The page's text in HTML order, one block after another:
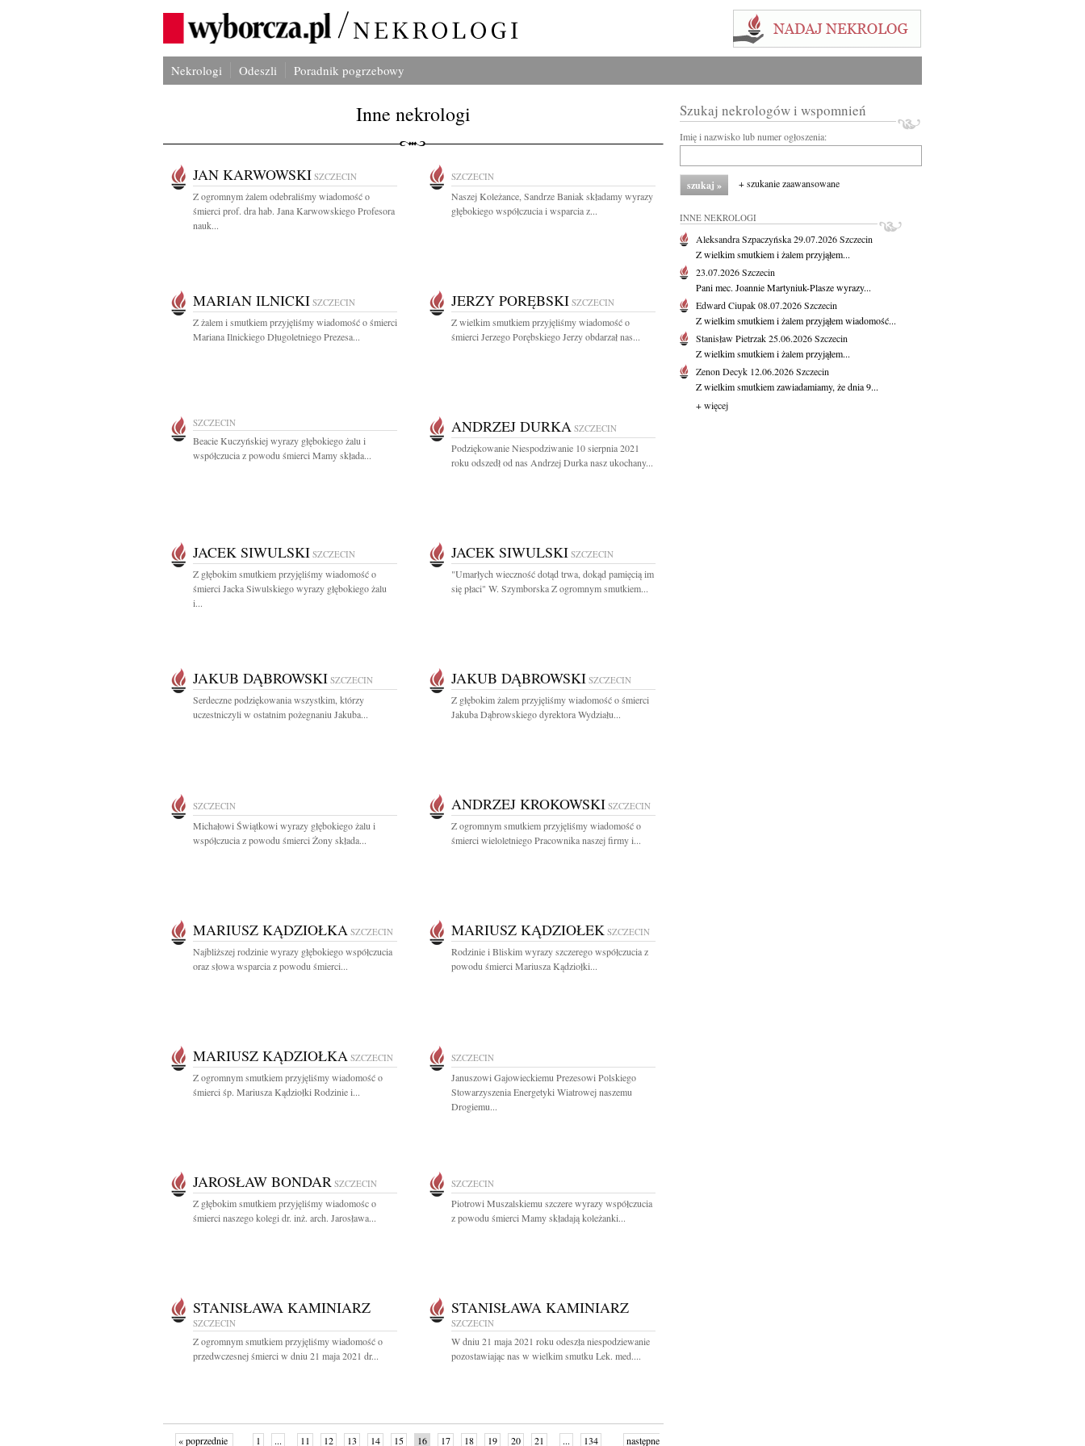
Nekrologi Odeszli Poradnik pogrzebowy
Inne nekrologi
JAN KARWOWSKI SZCZECIN
Z ogromnym żalem odebraliśmy wiadomość o
śmierci prof. dra hab. Jana Karwowskiego Profesora
nauk...
SZCZECIN
Naszej Koleżance, Sandrze Baniak składamy wyrazy
głębokiego współczucia i wsparcia z...
MARIAN ILNICKI SZCZECIN
Z żalem i smutkiem przyjęliśmy wiadomość o śmierci
Mariana Ilnickiego Długoletniego Prezesa...
JERZY PORĘBSKI SZCZECIN
Z wielkim smutkiem przyjęliśmy wiadomość o
śmierci Jerzego Porębskiego Jerzy obdarzał nas...
SZCZECIN
Beacie Kuczyńskiej wyrazy głębokiego żalu i
współczucia z powodu śmierci Mamy składa...
ANDRZEJ DURKA SZCZECIN
Podziękowanie Niespodziwanie 10 sierpnia 2021
roku odszedł od nas Andrzej Durka nasz ukochany...
JACEK SIWULSKI SZCZECIN
Z głębokim smutkiem przyjęliśmy wiadomość o
śmierci Jacka Siwulskiego wyrazy głębokiego żalu
i...
JACEK SIWULSKI SZCZECIN
"Umarłych wieczność dotąd trwa, dokąd pamięcią im
się płaci" W. Szymborska Z ogromnym smutkiem...
JAKUB DĄBROWSKI SZCZECIN
Serdeczne podziękowania wszystkim, którzy
uczestniczyli w ostatnim pożegnaniu Jakuba...
JAKUB DĄBROWSKI SZCZECIN
Z głębokim żalem przyjęliśmy wiadomość o śmierci
Jakuba Dąbrowskiego dyrektora Wydziału...
SZCZECIN
Michałowi Świątkowi wyrazy głębokiego żalu i
współczucia z powodu śmierci Żony składa...
ANDRZEJ KROKOWSKI SZCZECIN
Z ogromnym smutkiem przyjęliśmy wiadomość o
śmierci wieloletniego Pracownika naszej firmy i...
MARIUSZ KĄDZIOŁKA SZCZECIN
Najbliższej rodzinie wyrazy głębokiego współczucia
oraz słowa wsparcia z powodu śmierci...
MARIUSZ KĄDZIOŁEK SZCZECIN
Rodzinie i Bliskim wyrazy szczerego współczucia z
powodu śmierci Mariusza Kądziołki...
MARIUSZ KĄDZIOŁKA SZCZECIN
Z ogromnym smutkiem przyjęliśmy wiadomość o
śmierci śp. Mariusza Kądziołki Rodzinie i...
SZCZECIN
Januszowi Gajowieckiemu Prezesowi Polskiego
Stowarzyszenia Energetyki Wiatrowej naszemu
Drogiemu...
JAROSŁAW BONDAR SZCZECIN
Z głębokim smutkiem przyjęliśmy wiadomośc o
śmierci naszego kolegi dr. inż. arch. Jarosława...
SZCZECIN
Piotrowi Muszalskiemu szczere wyrazy współczucia
z powodu śmierci Mamy składają koleżanki...
STANISŁAWA KAMINIARZ
SZCZECIN
Z ogromnym smutkiem przyjęliśmy wiadomość o
przedwczesnej śmierci w dniu 21 maja 2021 dr...
STANISŁAWA KAMINIARZ
SZCZECIN
W dniu 21 maja 2021 roku odeszła niespodziewanie
pozostawiając nas w wielkim smutku Lek. med....
« poprzednie 1 ... 11 12 13 14 15 16 17 18 19 20 21 ... 134 następne
Szukaj nekrologów i wspomnień
Imię i nazwisko lub numer ogłoszenia:
+ szukanie zaawansowane
INNE NEKROLOGI
Aleksandra Szpaczyńska29.07.2026Szczecin
Z wielkim smutkiem i żalem przyjąłem...
23.07.2026Szczecin
Pani mec. Joannie Martyniuk-Plasze wyrazy...
Edward Ciupak08.07.2026Szczecin
Z wielkim smutkiem i żalem przyjąłem wiadomość...
Stanisław Pietrzak25.06.2026Szczecin
Z wielkim smutkiem i żalem przyjąłem...
Zenon Decyk 12.06.2026Szczecin
Z wielkim smutkiem zawiadamiamy, że dnia 9...
+ więcej